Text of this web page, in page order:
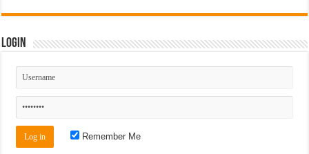
Login
Remember Me